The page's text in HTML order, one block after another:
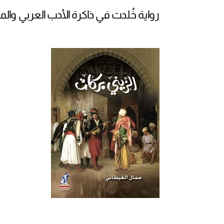
رواية خُلدت في ذاكرة الأدب العربي